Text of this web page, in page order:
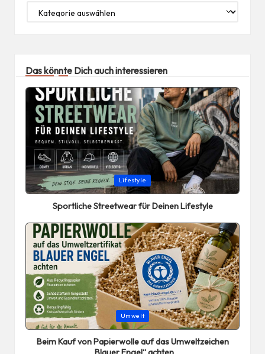
Das könnte Dich auch interessieren
Posted
in
Lifestyle
Sportliche Streetwear für Deinen Lifestyle
Posted
in
Umwelt
Beim Kauf von Papierwolle auf das Umweltzeichen